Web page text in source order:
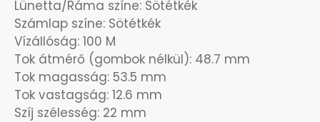
Lünetta/Ráma színe: Sötétkék
Számlap színe: Sötétkék
Vízállóság: 100 M
Tok átmérő (gombok nélkül): 48.7 mm
Tok magasság: 53.5 mm
Tok vastagság: 12.6 mm
Szíj szélesség: 22 mm
ORIENT
POLICE
PULSAR